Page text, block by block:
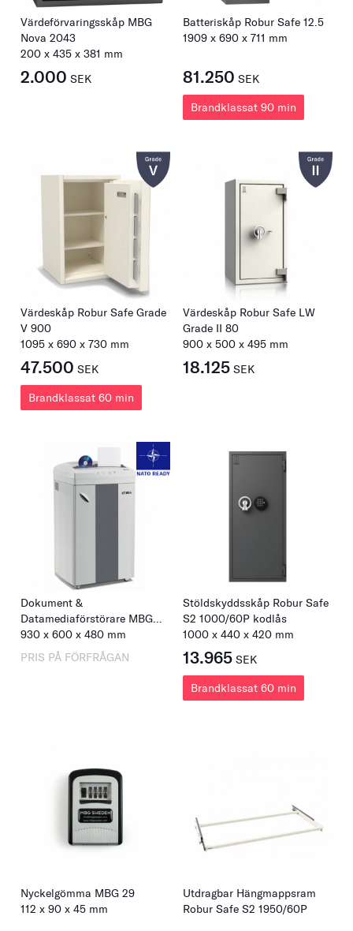
Värdeförvaringsskåp MBG
Nova 2043
200 x 435 x 381 mm
2.000 SEK
Batteriskåp Robur Safe 12.5
1909 x 690 x 711 mm
81.250 SEK
Brandklassat 90 min
Värdeskåp Robur Safe Grade
V 900
1095 x 690 x 730 mm
47.500 SEK
Brandklassat 60 min
Värdeskåp Robur Safe LW
Grade II 80
900 x 500 x 495 mm
18.125 SEK
Dokument &
Datamediaförstörare MBG
HS-8 Multi
930 x 600 x 480 mm
PRIS PÅ FÖRFRÅGAN
Stöldskyddsskåp Robur Safe
S2 1000/60P kodlås
1000 x 440 x 420 mm
13.965 SEK
Brandklassat 60 min
Nyckelgömma MBG 29
112 x 90 x 45 mm
Utdragbar Hängmappsram
Robur Safe S2 1950/60P